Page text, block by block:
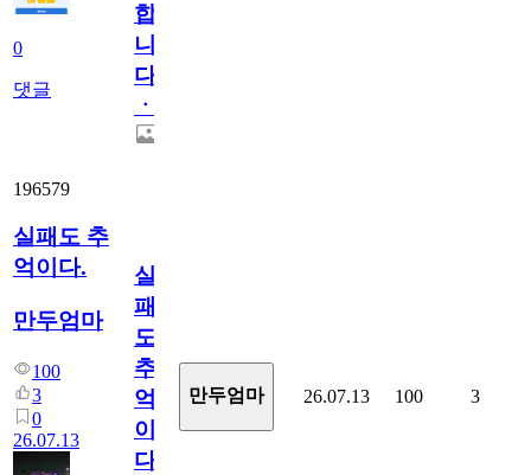
0
댓글
합
니
다
ㆍ
196579
실패도 추
억이다.
만두엄마
100
3
0
26.07.13
실
패
도
추
억
이
다.
만두엄마 26.07.13 100 3